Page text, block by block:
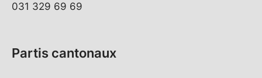
031 329 69 69
Partis cantonaux